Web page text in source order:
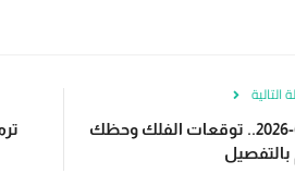
التالية
برج الثور اليوم الثلاثاء 2-6-2026.. توقعات الفلك وحظك
بالتفصيل